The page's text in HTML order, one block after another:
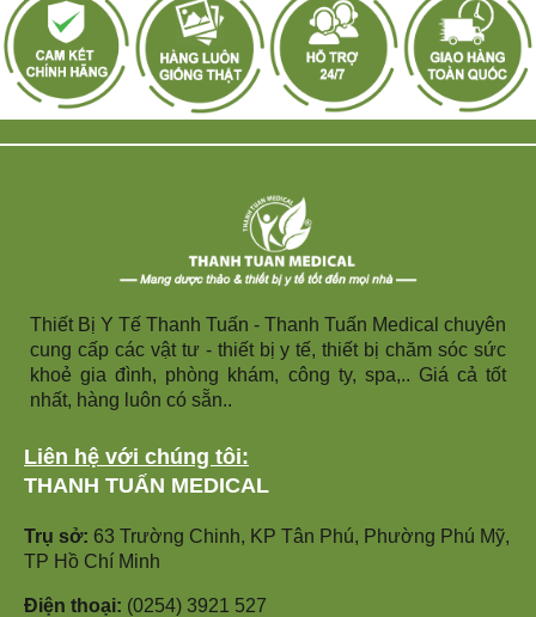
Thiết Bị Y Tế Thanh Tuấn - Thanh Tuấn Medical chuyên
cung cấp các vật tư - thiết bị y tế, thiết bị chăm sóc sức
khoẻ gia đình, phòng khám, công ty, spa,.. Giá cả tốt
nhất, hàng luôn có sẵn..
Liên hệ với chúng tôi:
THANH TUẤN MEDICAL
Trụ sở: 63 Trường Chinh, KP Tân Phú, Phường Phú Mỹ,
TP Hồ Chí Minh
Điện thoại: (0254) 3921 527